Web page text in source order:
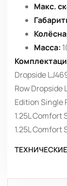
Макс.
Масса:
Dropside
Row Dropside
Edition Single
1.25L Comfort
1.25L Comfort